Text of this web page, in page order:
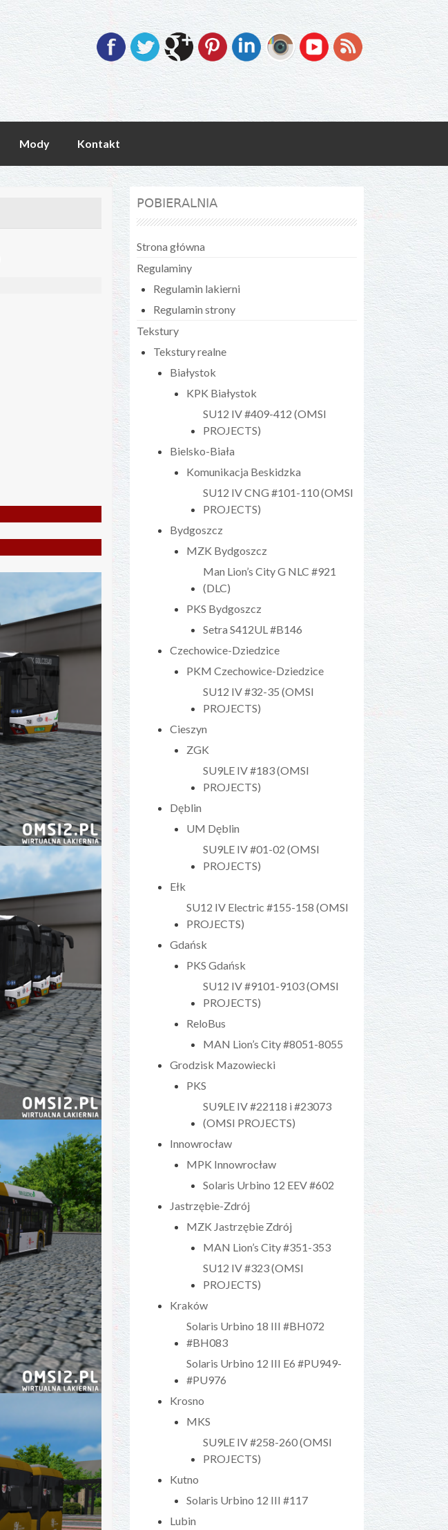
Mody Kontakt
POBIERALNIA
Strona główna
Regulaminy
Regulamin lakierni
Regulamin strony
Tekstury
Tekstury realne
Białystok
KPK Białystok
SU12 IV #409-412 (OMSI
PROJECTS)
Bielsko-Biała
Komunikacja Beskidzka
SU12 IV CNG #101-110 (OMSI
PROJECTS)
Bydgoszcz
MZK Bydgoszcz
Man Lion’s City G NLC #921
(DLC)
PKS Bydgoszcz
Setra S412UL #B146
Czechowice-Dziedzice
PKM Czechowice-Dziedzice
SU12 IV #32-35 (OMSI
PROJECTS)
Cieszyn
ZGK
SU9LE IV #183 (OMSI
PROJECTS)
Dęblin
UM Dęblin
SU9LE IV #01-02 (OMSI
PROJECTS)
Ełk
SU12 IV Electric #155-158 (OMSI
PROJECTS)
Gdańsk
PKS Gdańsk
SU12 IV #9101-9103 (OMSI
PROJECTS)
ReloBus
MAN Lion’s City #8051-8055
Grodzisk Mazowiecki
PKS
SU9LE IV #22118 i #23073
(OMSI PROJECTS)
Innowrocław
MPK Innowrocław
Solaris Urbino 12 EEV #602
Jastrzębie-Zdrój
MZK Jastrzębie Zdrój
MAN Lion’s City #351-353
SU12 IV #323 (OMSI
PROJECTS)
Kraków
Solaris Urbino 18 III #BH072
#BH083
Solaris Urbino 12 III E6 #PU949-
#PU976
Krosno
MKS
SU9LE IV #258-260 (OMSI
PROJECTS)
Kutno
Solaris Urbino 12 III #117
Lubin